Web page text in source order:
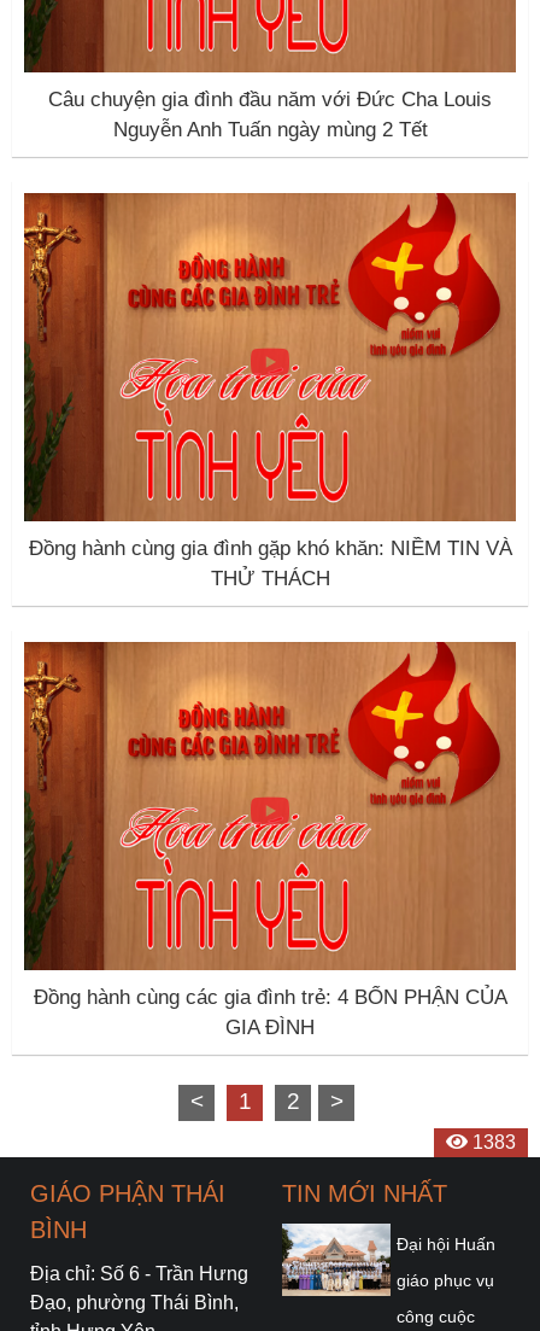
1515
1560
1611
1918
1595
1820
1802
1439
1620
Câu chuyện gia đình đầu năm với Đức Cha Louis
Nguyễn Anh Tuấn ngày mùng 2 Tết
1374
Đồng hành cùng gia đình gặp khó khăn: NIỀM TIN VÀ
THỬ THÁCH
1538
Đồng hành cùng các gia đình trẻ: 4 BỔN PHẬN CỦA
GIA ĐÌNH
1383
< 1 2 >
GIÁO PHẬN THÁI
BÌNH
Địa chỉ: Số 6 - Trần Hưng
Đạo, phường Thái Bình,
TIN MỚI NHẤT
Đại hội Huấn
giáo phục vụ
công cuộc